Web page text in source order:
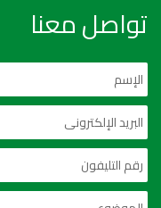
تواصل معنا